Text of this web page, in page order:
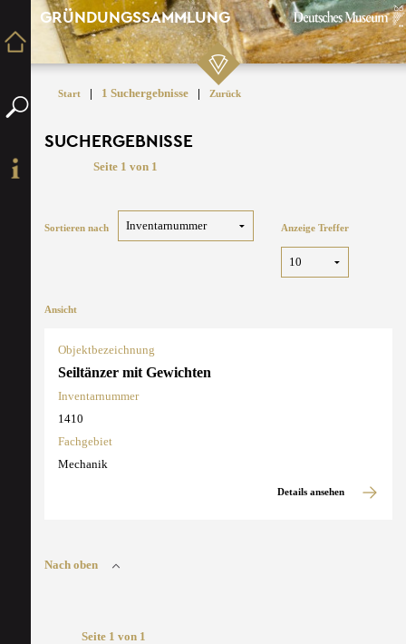
GRÜNDUNGSSAMMLUNG
Start | 1 Suchergebnisse | Zurück
SUCHERGEBNISSE
Seite 1 von 1
Sortieren nach Anzeige Treffer
Ansicht
Objektbezeichnung
Seiltänzer mit Gewichten
Inventarnummer
1410
Fachgebiet
Mechanik
Details ansehen
Nach oben
Seite 1 von 1